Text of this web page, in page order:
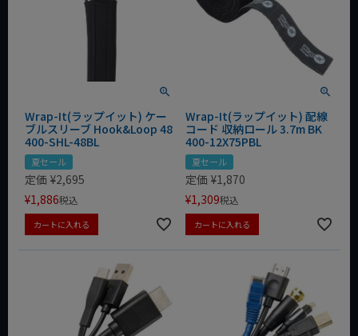
Wrap-It(ラップイット) ケー
ブルスリーブ Hook&Loop 48
400-SHL-48BL
夏セール
定価 ¥2,695
¥1,886税込
カートに入れる
Wrap-It(ラップイット) 配線
コード 収納ロール 3.7m BK
400-12X75PBL
夏セール
定価 ¥1,870
¥1,309税込
カートに入れる